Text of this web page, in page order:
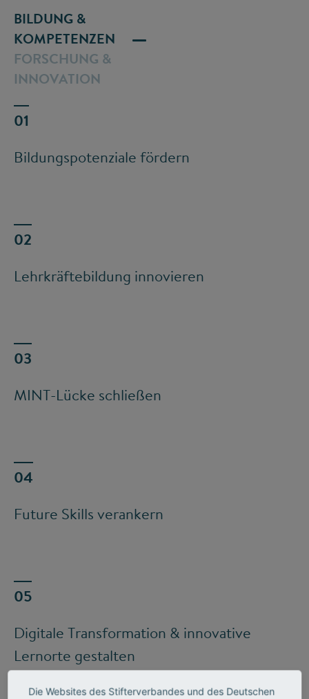
BILDUNG &
KOMPETENZEN
Bildungspotenziale fördern
Lehrkräftebildung innovieren
MINT-Lücke schließen
Future Skills verankern
Digitale Transformation & innovative
Lernorte gestalten
FORSCHUNG &
INNOVATION
Die Websites des Stifterverbandes und des Deutschen